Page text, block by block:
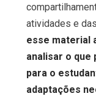
atividades e
esse material
analisar o
para o
adaptações